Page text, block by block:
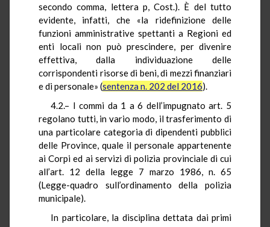
secondo comma, lettera p, Cost.). È del tutto
evidente, infatti, che «la ridefinizione delle
funzioni amministrative spettanti a Regioni ed
enti locali non può prescindere, per divenire
effettiva, dalla individuazione delle
corrispondenti risorse di beni, di mezzi finanziari
e di personale» (sentenza n. 202 del 2016).
4.2.– I commi da 1 a 6 dell’impugnato art. 5
regolano tutti, in vario modo, il trasferimento di
una particolare categoria di dipendenti pubblici
delle Province, quale il personale appartenente
ai Corpi ed ai servizi di polizia provinciale di cui
all’art. 12 della legge 7 marzo 1986, n. 65
(Legge-quadro sull’ordinamento della polizia
municipale).
In particolare, la disciplina dettata dai primi